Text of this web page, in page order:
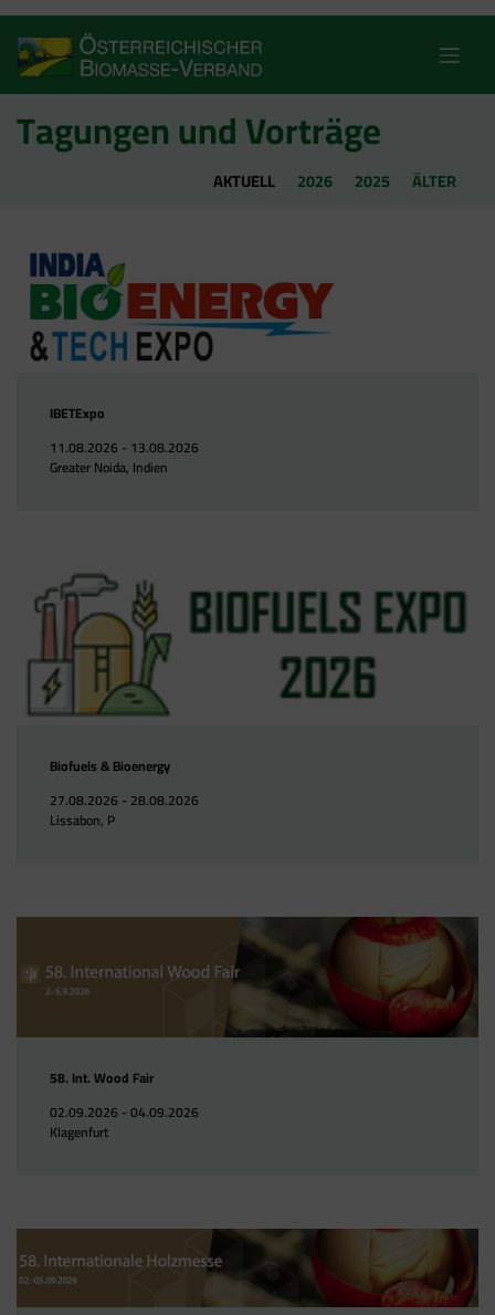
content
Tagungen und Vorträge
AKTUELL 2026 2025 ÄLTER
IBETExpo
11.08.2026 - 13.08.2026
Greater Noida, Indien
Biofuels & Bioenergy
27.08.2026 - 28.08.2026
Lissabon, P
58. Int. Wood Fair
02.09.2026 - 04.09.2026
Klagenfurt